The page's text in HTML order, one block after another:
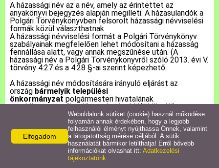
Letölthető nyomtatványok
E-ügyintézés
Rendeletek,
Dokumentumok
Álláspályázat
A házassági név az a név, amely az érintettet az
anyakönyvi bejegyzés alapján megilleti. A házasulandók a
Polgári Törvénykönyvben felsorolt házassági névviselési
formák közül választhatnak.
A házassági névviselési formát a Polgári Törvénykönyv
szabályainak megfelelően lehet módosítani a házasság
fennállása alatt, vagy annak megszűnése után. (A
házassági név a Polgári Törvénykönyvről szóló 2013. évi V.
törvény 4:27 és a 4:28 §-ai szerint képezhető.
A házassági név módosítására irányuló eljárást az
ország bármelyik települési
önkormányzat polgármesteri hivatalának
anyakönyvvezetője előtt, valamint külföldön élő
állampolgár esetében bármelyik hivatásos konzuli
tisztviselő előtt lehet kezdeményezni. Az eljárás
lefolytatására a házasságkötés helye szerinti
anyakönyvvezető rendelkezik hatáskörrel. Amennyiben a
házasság már rögzítésre került az EAK-ban, akkor
bármelyik anyakönyvvezető.
Elfogadom
Weboldalunk sütiket (cookie) használ működése
folyamán annak érdekében, hogy a legjobb
felhasználói élményt nyújthassa Önnek, valamint
a látogatottság mérése céljából. A sütik
használatát bármikor letilthatja! Erről bővebb
információkat olvashat itt: Adatkezelési
tájékoztatónk